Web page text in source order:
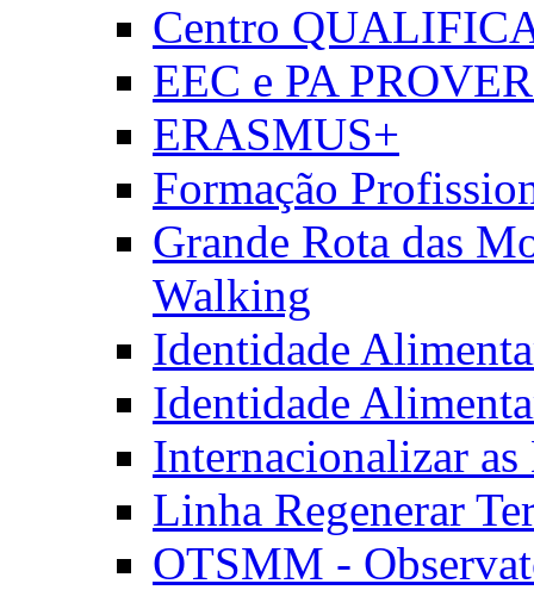
Centro
EEC e PA
ERASMUS+
Formação
Grande Rota das
Walking
Identidade
Identidade
Internacionalizar
Linha Regenerar
OTSMM -